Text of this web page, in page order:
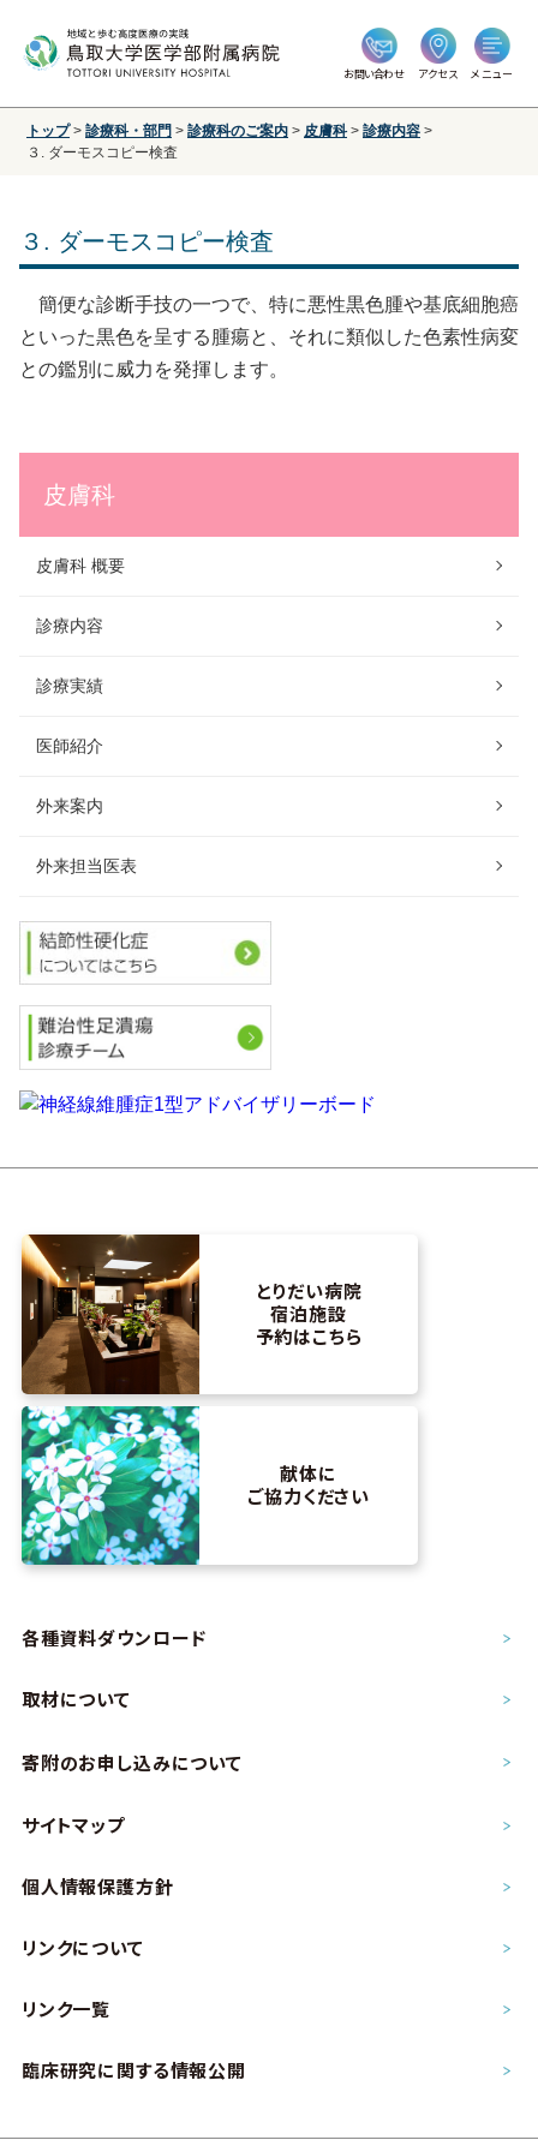
お問い合わせ アクセス メニュー
トップ > 診療科・部門 > 診療科のご案内 > 皮膚科 > 診療内容 >
３. ダーモスコピー検査
３. ダーモスコピー検査
簡便な診断手技の一つで、特に悪性黒色腫や基底細胞癌
といった黒色を呈する腫瘍と、それに類似した色素性病変
との鑑別に威力を発揮します。
皮膚科
皮膚科 概要
診療内容
診療実績
医師紹介
外来案内
外来担当医表
とりだい病院
宿泊施設
予約はこちら
献体に
ご協力ください
各種資料ダウンロード
取材について
寄附のお申し込みについて
サイトマップ
個人情報保護方針
リンクについて
リンク一覧
臨床研究に関する情報公開